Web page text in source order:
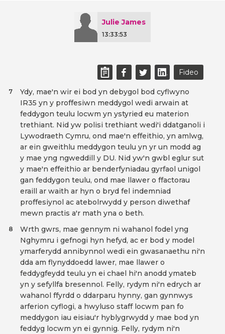
Julie James
13:33:53
Fideo
Ydy, mae'n wir ei bod yn debygol bod cyflwyno
IR35 yn y proffesiwn meddygol wedi arwain at
feddygon teulu locwm yn ystyried eu materion
trethiant. Nid yw polisi trethiant wedi'i ddatganoli i
Lywodraeth Cymru, ond mae'n effeithio, yn amlwg,
ar ein gweithlu meddygon teulu yn yr un modd ag
y mae yng ngweddill y DU. Nid yw'n gwbl eglur sut
y mae'n effeithio ar benderfyniadau gyrfaol unigol
gan feddygon teulu, ond mae llawer o ffactorau
eraill ar waith ar hyn o bryd fel indemniad
proffesiynol ac atebolrwydd y person diwethaf
mewn practis a'r math yna o beth.
7
Wrth gwrs, mae gennym ni wahanol fodel yng
Nghymru i gefnogi hyn hefyd, ac er bod y model
ymarferydd annibynnol wedi ein gwasanaethu ni'n
dda am flynyddoedd lawer, mae llawer o
feddygfeydd teulu yn ei chael hi'n anodd ymateb
yn y sefyllfa bresennol. Felly, rydym ni'n edrych ar
wahanol ffyrdd o ddarparu hynny, gan gynnwys
arferion cyflogi, a hwyluso staff locwm pan fo
meddygon iau eisiau'r hyblygrwydd y mae bod yn
feddyg locwm yn ei gynnig. Felly, rydym ni'n
8